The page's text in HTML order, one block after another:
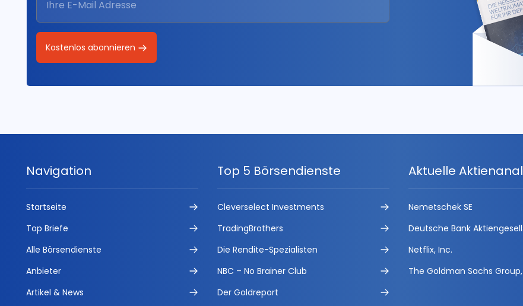
Kostenlos abonnieren
Navigation
Startseite
Top Briefe
Alle Börsendienste
Anbieter
Artikel & News
Top 5 Börsendienste
Cleverselect Investments
TradingBrothers
Die Rendite-Spezialisten
NBC – No Brainer Club
Der Goldreport
Aktuelle
Nemetschek SE
Deutsche Bank
Netflix, Inc.
The Goldman Sachs